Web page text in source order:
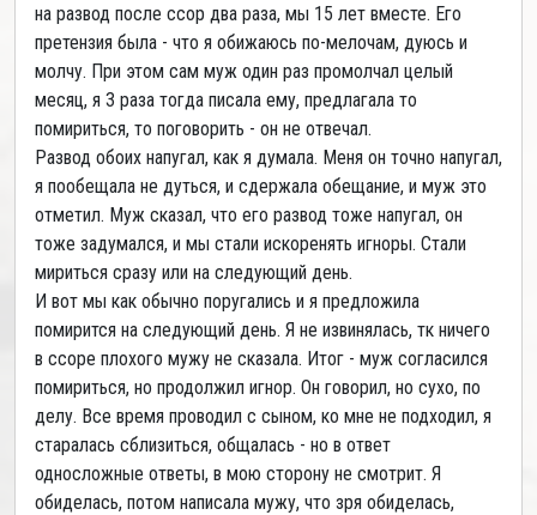
на развод после ссор два раза, мы 15 лет вместе. Его
претензия была - что я обижаюсь по-мелочам, дуюсь и
молчу. При этом сам муж один раз промолчал целый
месяц, я 3 раза тогда писала ему, предлагала то
помириться, то поговорить - он не отвечал.
Развод обоих напугал, как я думала. Меня он точно напугал,
я пообещала не дуться, и сдержала обещание, и муж это
отметил. Муж сказал, что его развод тоже напугал, он
тоже задумался, и мы стали искоренять игноры. Стали
мириться сразу или на следующий день.
И вот мы как обычно поругались и я предложила
помирится на следующий день. Я не извинялась, тк ничего
в ссоре плохого мужу не сказала. Итог - муж согласился
помириться, но продолжил игнор. Он говорил, но сухо, по
делу. Все время проводил с сыном, ко мне не подходил, я
старалась сблизиться, общалась - но в ответ
односложные ответы, в мою сторону не смотрит. Я
обиделась, потом написала мужу, что зря обиделась,